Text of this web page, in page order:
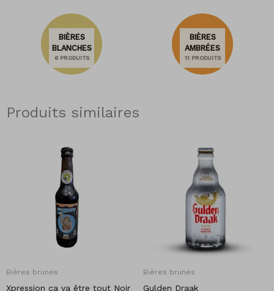
BIÈRES
BLANCHES
6 PRODUITS
BIÈRES
AMBRÉES
11 PRODUITS
Produits similaires
Bières brunes
Xpression ça va être tout Noir
Bières brunes
Gulden Draak